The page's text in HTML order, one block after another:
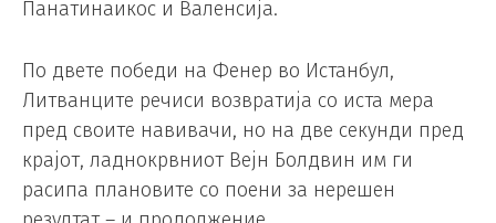
Панатинаикос и Валенсија.
По двете победи на Фенер во Истанбул,
Литванците речиси возвратија со иста мера
пред своите навивачи, но на две секунди пред
крајот, ладнокрвниот Вејн Болдвин им ги
расипа плановите со поени за нерешен